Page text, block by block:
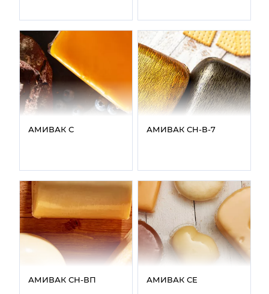
АМИВАК С АМИВАК СН‑В‑7
АМИВАК СН‑ВП АМИВАК СЕ